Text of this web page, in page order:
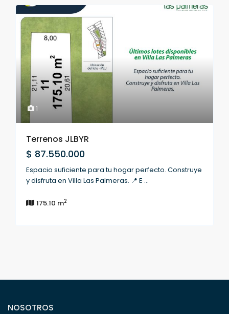
1
Terrenos JLBYR
$ 87.550.000
Espacio suficiente para tu hogar perfecto. Construye
y disfruta en Villa Las Palmeras. 📍 E ...
175.10 m2
NOSOTROS